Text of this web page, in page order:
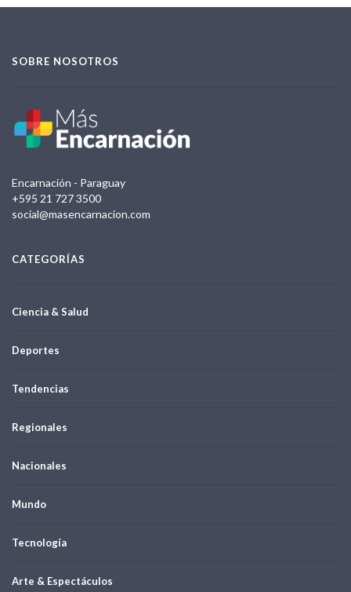
SOBRE NOSOTROS
Encarnación - Paraguay
+595 21 727 3500
social@masencarnacion.com
CATEGORÍAS
Ciencia & Salud
Deportes
Tendencias
Regionales
Nacionales
Mundo
Tecnología
Arte & Espectáculos